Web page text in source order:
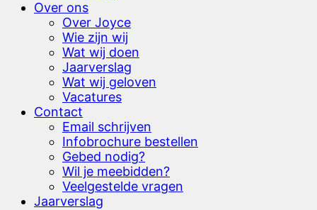
Over ons
Over Joyce
Wie zijn wij
Wat wij doen
Jaarverslag
Wat wij geloven
Vacatures
Contact
Email schrijven
Infobrochure bestellen
Gebed nodig?
Wil je meebidden?
Veelgestelde vragen
Jaarverslag